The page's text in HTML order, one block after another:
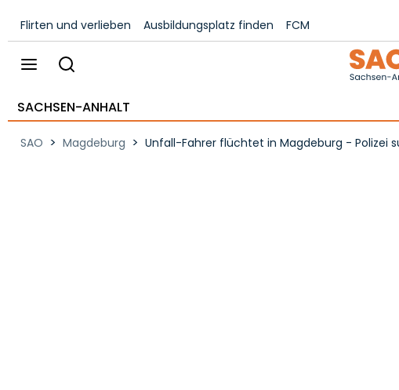
Flirten und verlieben Ausbildungsplatz finden FCM
SACHSEN-ANHALT
SAO > Magdeburg > Unfall-Fahrer flüchtet in Magdeburg - Polizei